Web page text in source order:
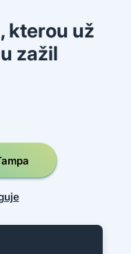
kterou už
zažil